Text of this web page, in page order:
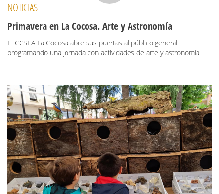
NOTICIAS
Primavera en La Cocosa. Arte y Astronomía
El CCSEA La Cocosa abre sus puertas al público general
programando una jornada con actividades de arte y astronomía